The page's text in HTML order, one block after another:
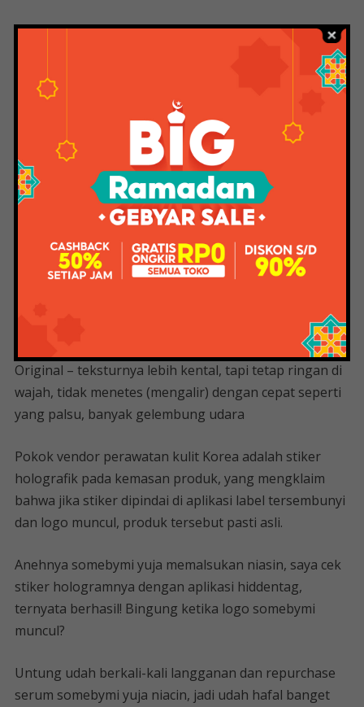
Maaf, kotaknya terbuang dan saya tidak punya waktu
memasukkan gambar kotaknya, tapi sudah hampir
jadi. Ada label kode batang Tag Tersembunyi di bagian
atas kotak, yang dikatakan muncul saat Anda
memindai dengan aplikasi tag tersembunyi, artinya
asli.
PALSU – konsistensinya sangat encer seperti air, cepat
menetes saat diaplikasikan dan tidak ada gelembung
bahkan saat Anda mengocok botolnya
Original – teksturnya lebih kental, tapi tetap ringan di
wajah, tidak menetes (mengalir) dengan cepat seperti
yang palsu, banyak gelembung udara
Pokok vendor perawatan kulit Korea adalah stiker
holografik pada kemasan produk, yang mengklaim
bahwa jika stiker dipindai di aplikasi label tersembunyi
dan logo muncul, produk tersebut pasti asli.
Anehnya somebymi yuja memalsukan niasin, saya cek
stiker hologramnya dengan aplikasi hiddentag,
ternyata berhasil! Bingung ketika logo somebymi
muncul?
Untung udah berkali-kali langganan dan repurchase
serum somebymi yuja niacin, jadi udah hafal banget